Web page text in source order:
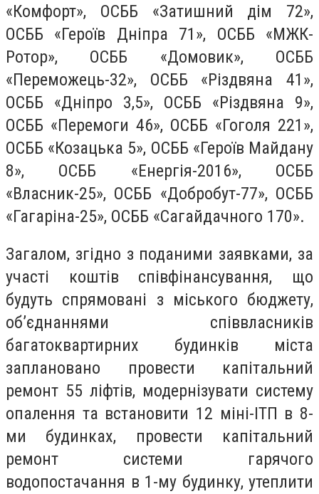
«Комфорт», ОСББ «Затишний дім 72»,
ОСББ «Героїв Дніпра 71», ОСББ «МЖК-
Ротор», ОСББ «Домовик», ОСББ
«Переможець-32», ОСББ «Різдвяна 41»,
ОСББ «Дніпро 3,5», ОСББ «Різдвяна 9»,
ОСББ «Перемоги 46», ОСББ «Гоголя 221»,
ОСББ «Козацька 5», ОСББ «Героїв Майдану
8», ОСББ «Енергія-2016», ОСББ
«Власник-25», ОСББ «Добробут-77», ОСББ
«Гагаріна-25», ОСББ «Сагайдачного 170».
Загалом, згідно з поданими заявками, за
участі коштів співфінансування, що
будуть спрямовані з міського бюджету,
об’єднаннями співвласників
багатоквартирних будинків міста
заплановано провести капітальний
ремонт 55 ліфтів, модернізувати систему
опалення та встановити 12 міні-ІТП в 8-
ми будинках, провести капітальний
ремонт системи гарячого
водопостачання в 1-му будинку, утеплити